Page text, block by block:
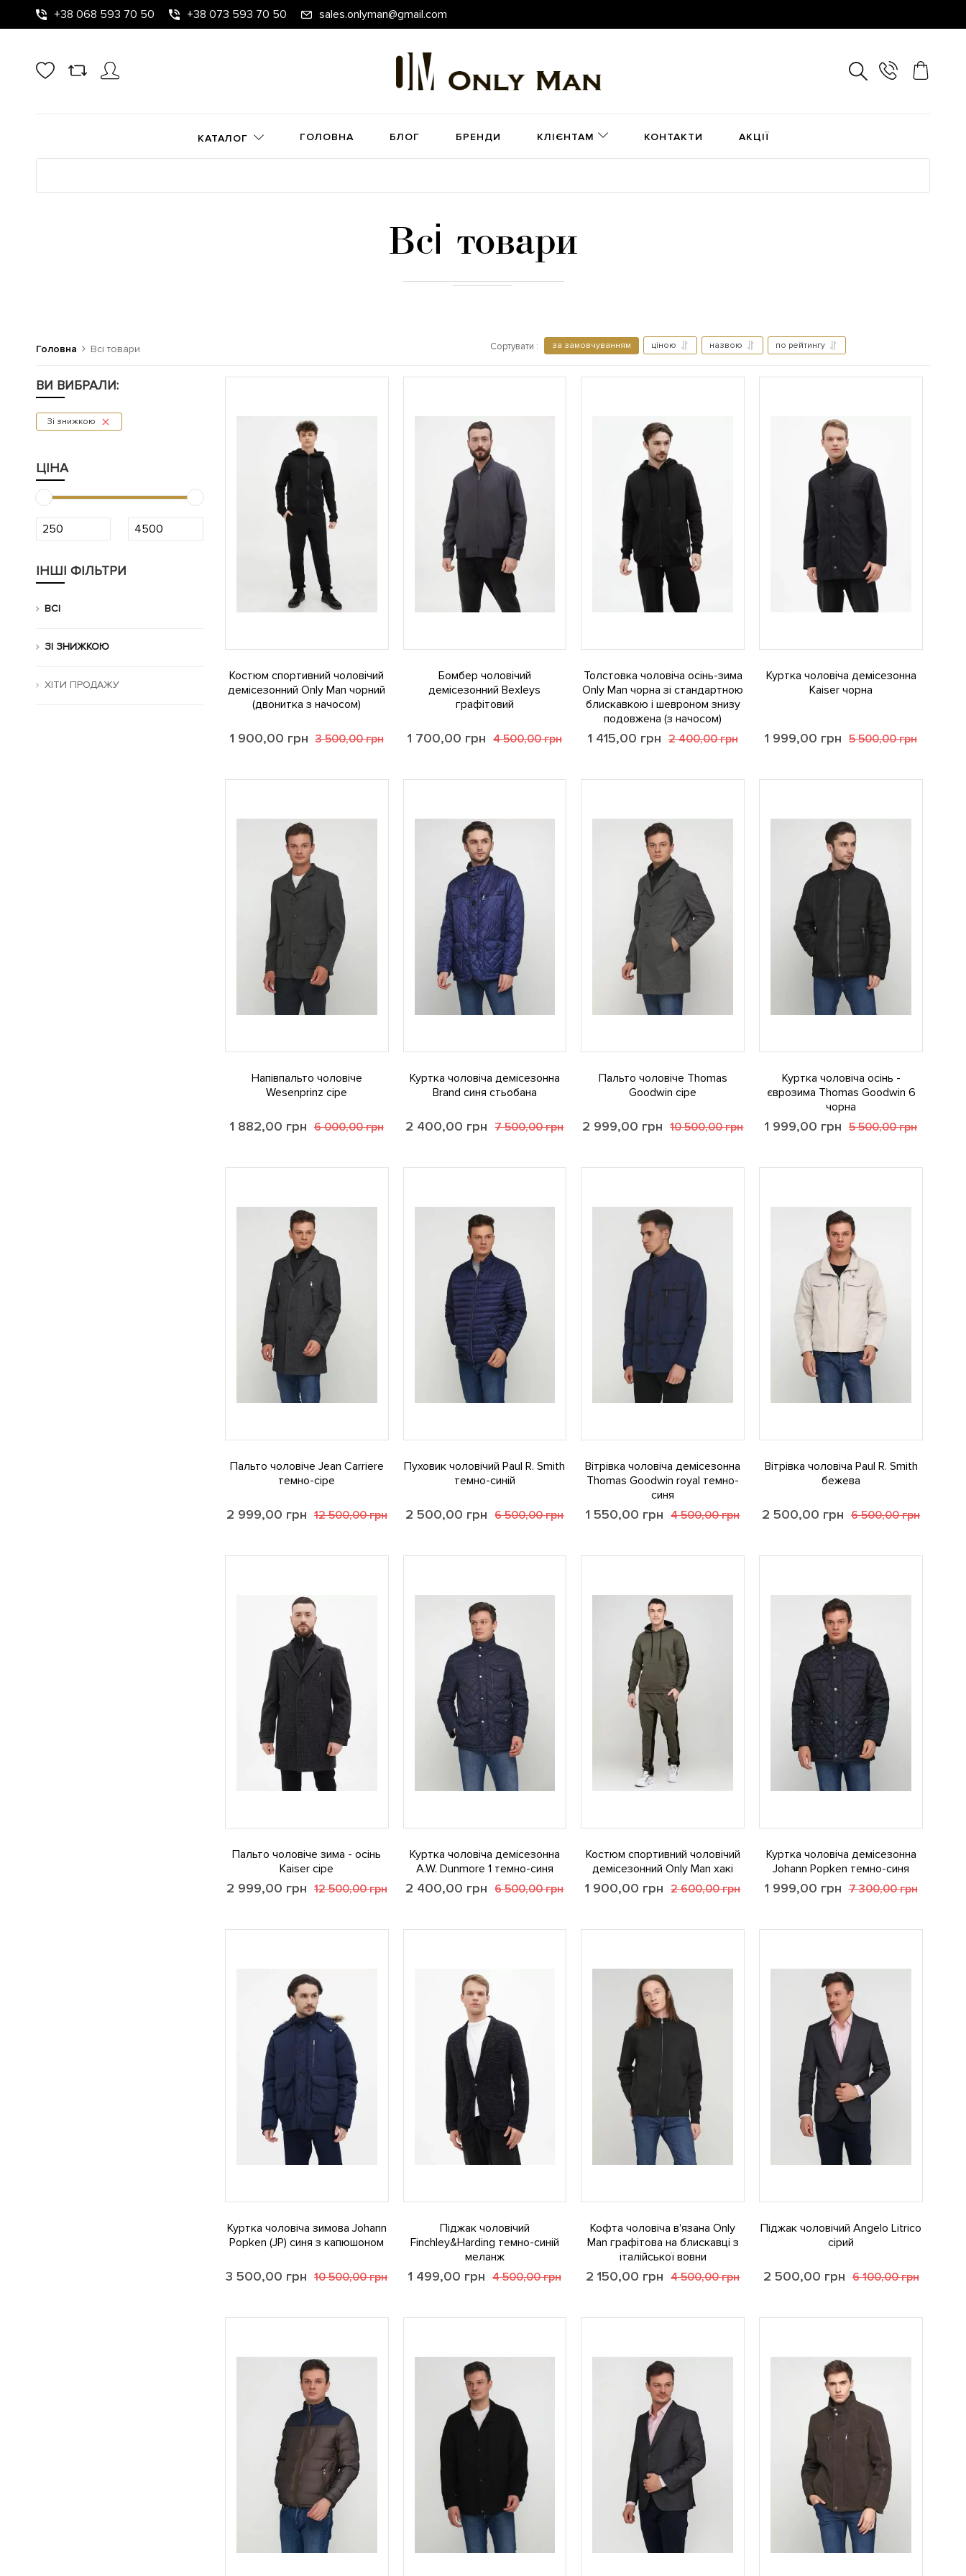
+38 068 593 70 50 +38 073 593 70 50 sales.onlyman@gmail.com
КАТАЛОГ ГОЛОВНА БЛОГ БРЕНДИ КЛІЄНТАМ КОНТАКТИ АКЦІЇ
Всі товари
Головна Всі товари Сортувати : за замовчуванням ціною назвою по рейтингу
ВИ ВИБРАЛИ:
Зі знижкою
ЦІНА
ІНШІ ФІЛЬТРИ
ВСІ
ЗІ ЗНИЖКОЮ
ХІТИ ПРОДАЖУ
Костюм спортивний чоловічий
демісезонний Only Man чорний
(двонитка з начосом)
1 900,00 грн 3 500,00грн
Бомбер чоловічий
демісезонний Bexleys
графітовий
1 700,00 грн 4 500,00грн
Толстовка чоловіча осінь-зима
Only Man чорна зі стандартною
блискавкою і шевроном знизу
подовжена (з начосом)
1 415,00 грн 2 400,00грн
Куртка чоловіча демісезонна
Kaiser чорна
1 999,00 грн 5 500,00грн
Напівпальто чоловіче
Wesenprinz сіре
1 882,00 грн 6 000,00грн
Куртка чоловіча демісезонна
Brand синя стьобана
2 400,00 грн 7 500,00грн
Пальто чоловіче Thomas
Goodwin сіре
2 999,00 грн 10 500,00грн
Куртка чоловіча осінь -
єврозима Thomas Goodwin 6
чорна
1 999,00 грн 5 500,00грн
Пальто чоловіче Jean Carriere
темно-сіре
2 999,00 грн 12 500,00грн
Пуховик чоловічий Paul R. Smith
темно-синій
2 500,00 грн 6 500,00грн
Вітрівка чоловіча демісезонна
Thomas Goodwin royal темно-
синя
1 550,00 грн 4 500,00грн
Вітрівка чоловіча Paul R. Smith
бежева
2 500,00 грн 6 500,00грн
Пальто чоловіче зима - осінь
Kaiser сіре
2 999,00 грн 12 500,00грн
Куртка чоловіча демісезонна
A.W. Dunmore 1 темно-синя
2 400,00 грн 6 500,00грн
Костюм спортивний чоловічий
демісезонний Only Man хакі
1 900,00 грн 2 600,00грн
Куртка чоловіча демісезонна
Johann Popken темно-синя
1 999,00 грн 7 300,00грн
Куртка чоловіча зимова Johann
Popken (JP) синя з капюшоном
3 500,00 грн 10 500,00грн
Піджак чоловічий
Finchley&Harding темно-синій
меланж
1 499,00 грн 4 500,00грн
Кофта чоловіча в'язана Only
Man графітова на блискавці з
італійської вовни
2 150,00 грн 4 500,00грн
Піджак чоловічий Angelo Litrico
сірий
2 500,00 грн 6 100,00грн